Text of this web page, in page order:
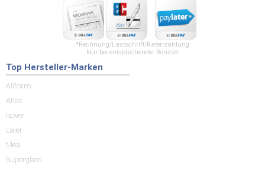
*Rechnung/Lastschrift/Ratenzahlung
Nur bei entsprechender Bonität!
Top Hersteller-Marken
Allform
Atlas
Isover
Laier
Mea
Superglass